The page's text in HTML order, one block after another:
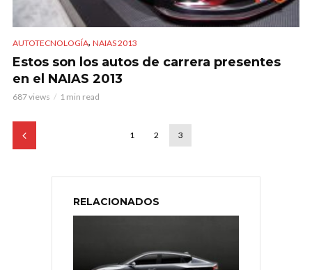
AUTOTECNOLOGÍA, NAIAS 2013
Estos son los autos de carrera presentes
en el NAIAS 2013
687 views 1 min read
1 2 3
RELACIONADOS